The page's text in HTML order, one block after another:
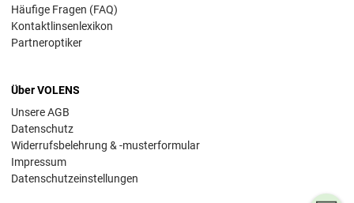
Häufige Fragen (FAQ)
Kontaktlinsenlexikon
Partneroptiker
Über VOLENS
Unsere AGB
Datenschutz
Widerrufsbelehrung & -musterformular
Impressum
Datenschutzeinstellungen